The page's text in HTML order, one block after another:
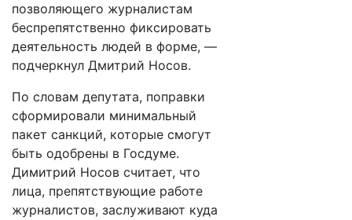
позволяющего журналистам
беспрепятственно фиксировать
деятельность людей в форме, —
подчеркнул Дмитрий Носов.
По словам депутата, поправки
сформировали минимальный
пакет санкций, которые смогут
быть одобрены в Госдуме.
Димитрий Носов считает, что
лица, препятствующие работе
журналистов, заслуживают куда